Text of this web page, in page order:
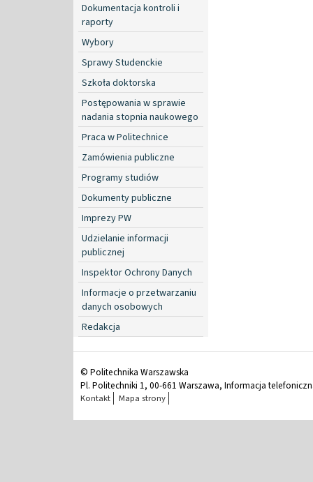
Dokumentacja kontroli i
raporty
Wybory
Sprawy Studenckie
Szkoła doktorska
Postępowania w sprawie
nadania stopnia naukowego
Praca w Politechnice
Zamówienia publiczne
Programy studiów
Dokumenty publiczne
Imprezy PW
Udzielanie informacji
publicznej
Inspektor Ochrony Danych
Informacje o przetwarzaniu
danych osobowych
Redakcja
© Politechnika Warszawska
Pl. Politechniki 1, 00-661 Warszawa, Informacja
Kontakt Mapa strony